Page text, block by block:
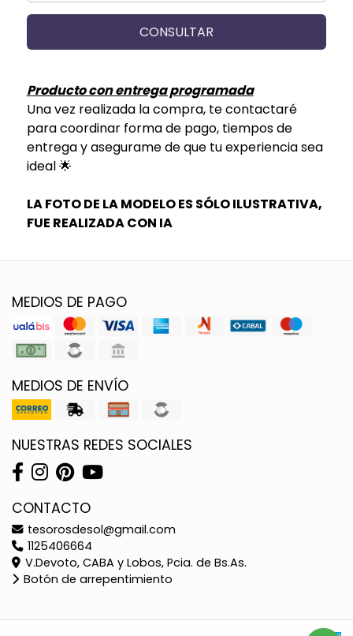
CONSULTAR
Producto con entrega programada
Una vez realizada la compra, te contactaré
para coordinar forma de pago, tiempos de
entrega y asegurame de que tu experiencia sea
ideal 🌟
LA FOTO DE LA MODELO ES SÓLO ILUSTRATIVA,
FUE REALIZADA CON IA
MEDIOS DE PAGO
MEDIOS DE ENVÍO
NUESTRAS REDES SOCIALES
CONTACTO
tesorosdesol@gmail.com
1125406664
V.Devoto, CABA y Lobos, Pcia. de Bs.As.
Botón de arrepentimiento